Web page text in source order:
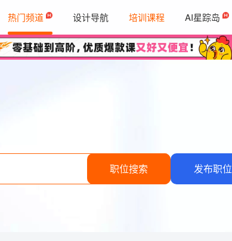
热门频道 设计导航 培训课程 AI星踪岛
职位搜索 发布职位